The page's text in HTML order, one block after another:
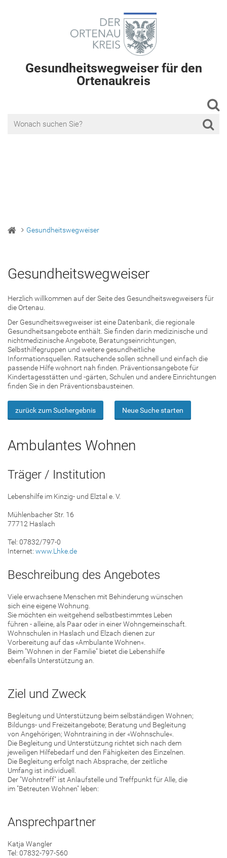
Gesundheitswegweiser für den
Ortenaukreis
Gesundheitswegweiser
Gesundheitswegweiser
Herzlich willkommen auf der Seite des Gesundheitswegweisers für
die Ortenau.
Der Gesundheitswegweiser ist eine Datenbank, die regionale
Gesundheitsangebote enthält. Sie finden darin medizinische und
nichtmedizinische Angebote, Beratungseinrichtungen,
Selbsthilfegruppen und weitere gesundheitliche
Informationsquellen. Ratsuchende sollen schnell und einfach die
passende Hilfe wohnort nah finden. Präventionsangebote für
Kindertagesstätten und -gärten, Schulen und andere Einrichtungen
finden Sie in den Präventionsbausteinen.
zurück zum Suchergebnis Neue Suche starten
Ambulantes Wohnen
Träger / Institution
Lebenshilfe im Kinzig- und Elztal e. V.
Mühlenbacher Str. 16
77712 Haslach
Tel: 07832/797-0
Internet: www.Lhke.de
Beschreibung des Angebotes
Viele erwachsene Menschen mit Behinderung wünschen
sich eine eigene Wohnung.
Sie möchten ein weitgehend selbstbestimmtes Leben
führen - alleine, als Paar oder in einer Wohngemeinschaft.
Wohnschulen in Haslach und Elzach dienen zur
Vorbereitung auf das «Ambulante Wohnen«.
Beim "Wohnen in der Familie" bietet die Lebenshilfe
ebenfalls Unterstützung an.
Ziel und Zweck
Begleitung und Unterstützung beim selbständigen Wohnen;
Bildungs- und Freizeitangebote; Beratung und Begleitung
von Angehörigen; Wohntraining in der «Wohnschule«.
Die Begleitung und Unterstützung richtet sich nach dem
jeweiligen Hilfebedarf und den Fähigkeiten des Einzelnen.
Die Begleitung erfolgt nach Absprache, der zeitliche
Umfang ist individuell.
Der "Wohntreff" ist Anlaufstelle und Treffpunkt für Alle, die
im "Betreuten Wohnen" leben:
Ansprechpartner
Katja Wangler
Tel: 07832-797-560